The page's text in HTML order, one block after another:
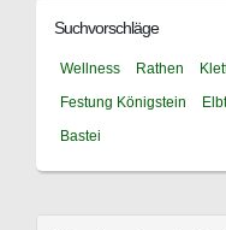
Suchvorschläge
Wellness Rathen
Festung Königstein
Bastei